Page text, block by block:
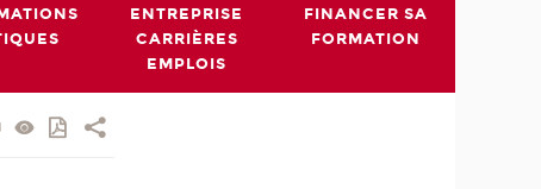
ENTREPRISE
CARRIÈRES
EMPLOIS
FINANCER SA
FORMATION